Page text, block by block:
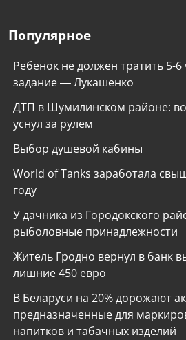
Популярное
Ребенок не должен тратить 5-
задание — Лукашенко
ДТП в Шумилинском районе:
уснул за рулем
Выбор душевой кабины
World of Tanks заработала
году
У дачника из Городокского
рыболовные принадлежности
Житель Гродно вернул в банк
лишние 450 евро
В Беларуси на 20% дорожают
предназначенные для
напитков и табачных изделий